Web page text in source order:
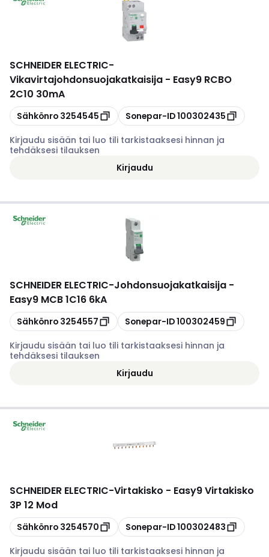
SCHNEIDER ELECTRIC-
Vikavirtajohdonsuojakatkaisija - Easy9 RCBO
2C10 30mA
Kopioi
Sähkönro 3254545 Kopioi
Sonepar-ID100302435
Kirjaudu sisään tai luo tili tarkistaaksesi hinnan ja
tehdäksesi tilauksen
Kirjaudu
SCHNEIDER ELECTRIC-Johdonsuojakatkaisija -
Easy9 MCB 1C16 6kA
Kopioi
Sähkönro 3254557 Kopioi
Sonepar-ID100302459
Kirjaudu sisään tai luo tili tarkistaaksesi hinnan ja
tehdäksesi tilauksen
Kirjaudu
SCHNEIDER ELECTRIC-Virtakisko - Easy9 Virtakisko
3P 12 Mod
Kopioi
Sähkönro 3254570 Kopioi
Sonepar-ID100302483
Kirjaudu sisään tai luo tili tarkistaaksesi hinnan ja